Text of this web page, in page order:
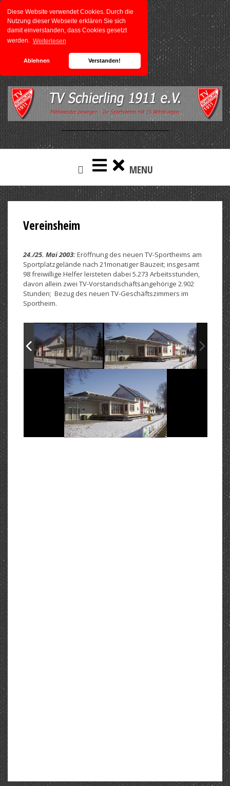
Diese Website verwendet Cookies. Durch die
Nutzung dieser Webseite erklären Sie sich
damit einverstanden, dass Cookies gesetzt
werden. Weiterlesen
Ablehnen Verstanden!
Skip
to
content
MENU
Vereinsheim
24./25. Mai 2003:Eröffnung des neuen TV-Sportheims am
Sportplatzgelände nach 21monatiger Bauzeit; insgesamt
98 freiwillige Helfer leisteten dabei 5.273 Arbeitsstunden,
davon allein zwei TV-Vorstandschaftsangehörige 2.902
Stunden; Bezug des neuen TV-Geschäftszimmers im
Sportheim.